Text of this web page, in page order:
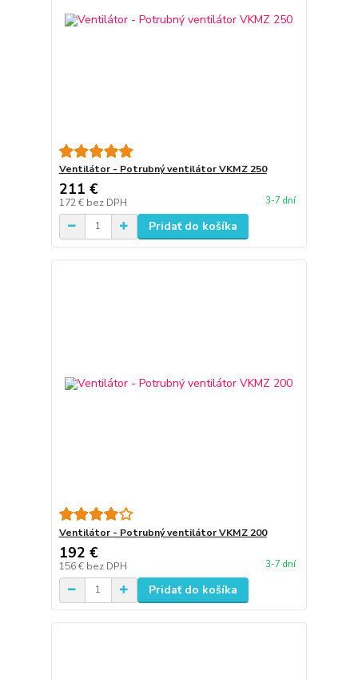
Ventilátor - Potrubný ventilátor VKMZ 250
211 €
172 € bez DPH 3-7 dní
Pridať do košíka
Ventilátor - Potrubný ventilátor VKMZ 200
192 €
156 € bez DPH 3-7 dní
Pridať do košíka